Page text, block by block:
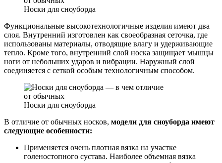
Носки для сноуборда
Функциональные высокотехнологичные изделия имеют два
слоя. Внутренний изготовлен как своеобразная сеточка, где
использованы материалы, отводящие влагу и удерживающие
тепло. Кроме того, внутренний слой носка защищает мышцы
ноги от небольших ударов и вибрации. Наружный слой
соединяется с сеткой особым технологичным способом.
Носки для сноуборда
В отличие от обычных носков, модели для сноуборда имеют
следующие особенности:
Применяется очень плотная вязка на участке
голеностопного сустава. Наиболее объемная вязка